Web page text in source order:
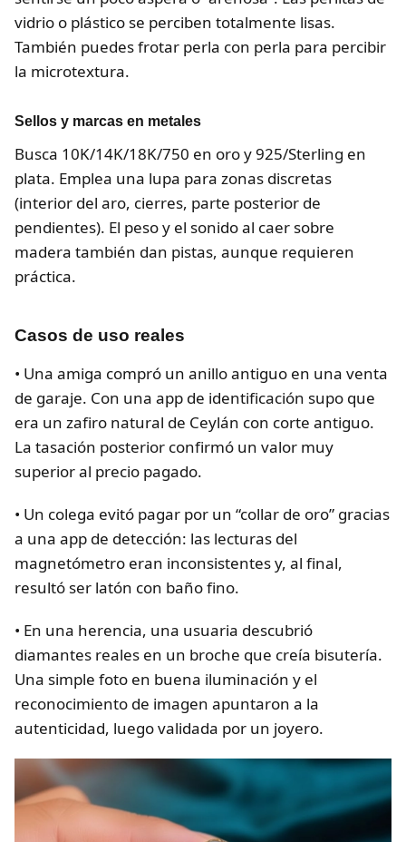
vidrio o plástico se perciben totalmente lisas.
También puedes frotar perla con perla para percibir
la microtextura.
Sellos y marcas en metales
Busca 10K/14K/18K/750 en oro y 925/Sterling en
plata. Emplea una lupa para zonas discretas
(interior del aro, cierres, parte posterior de
pendientes). El peso y el sonido al caer sobre
madera también dan pistas, aunque requieren
práctica.
Casos de uso reales
• Una amiga compró un anillo antiguo en una venta
de garaje. Con una app de identificación supo que
era un zafiro natural de Ceylán con corte antiguo.
La tasación posterior confirmó un valor muy
superior al precio pagado.
• Un colega evitó pagar por un “collar de oro” gracias
a una app de detección: las lecturas del
magnetómetro eran inconsistentes y, al final,
resultó ser latón con baño fino.
• En una herencia, una usuaria descubrió
diamantes reales en un broche que creía bisutería.
Una simple foto en buena iluminación y el
reconocimiento de imagen apuntaron a la
autenticidad, luego validada por un joyero.